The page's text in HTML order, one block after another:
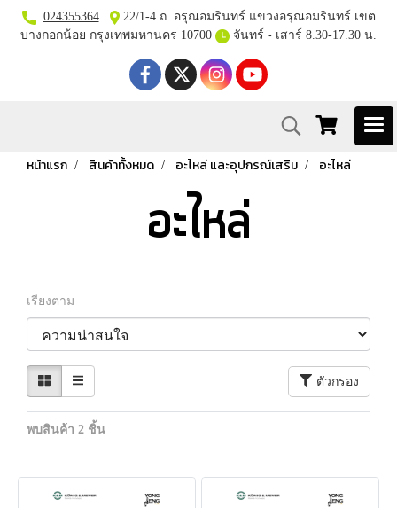
024355364
22/1-4 ถ. อรุณอมรินทร์ แขวงอรุณอมรินทร์ เขต
บางกอกน้อย กรุงเทพมหานคร 10700
จันทร์ - เสาร์ 8.30-17.30 น.
หน้าแรก สินค้าทั้งหมด อะไหล่ และอุปกรณ์เสริม อะไหล่
อะไหล่
เรียงตาม
ตัวกรอง
พบสินค้า 2 ชิ้น